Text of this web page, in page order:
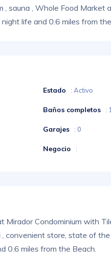
sauna , Whole Food Market
life and 0.6 miles from
Estado : Activo
Baños completos : 1
Garajes : 0
Negocio :
Mirador Condominium with
convenient store, state of
0.6 miles from the Beach.